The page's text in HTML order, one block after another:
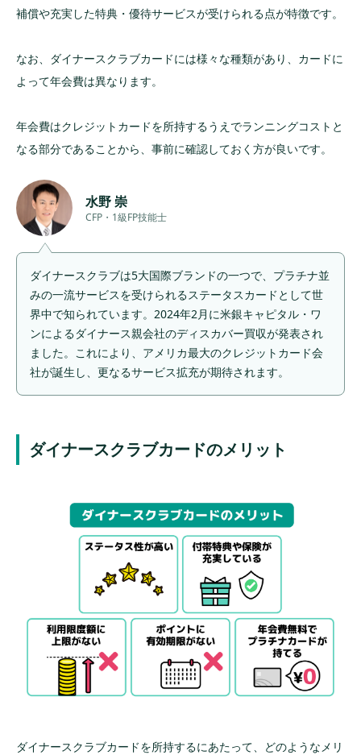
補償や充実した特典・優待サービスが受けられる点が特徴です。
なお、ダイナースクラブカードには様々な種類があり、カードに
よって年会費は異なります。
年会費はクレジットカードを所持するうえでランニングコストと
なる部分であることから、事前に確認しておく方が良いです。
水野 崇
CFP・1級FP技能士
ダイナースクラブは5大国際ブランドの一つで、プラチナ並
みの一流サービスを受けられるステータスカードとして世
界中で知られています。2024年2月に米銀キャピタル・ワ
ンによるダイナース親会社のディスカバー買収が発表され
ました。これにより、アメリカ最大のクレジットカード会
社が誕生し、更なるサービス拡充が期待されます。
ダイナースクラブカードのメリット
ダイナースクラブカードを所持するにあたって、どのようなメリ